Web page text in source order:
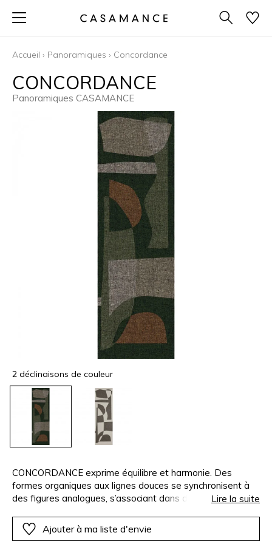
Accueil › Panoramiques › Concordance
CONCORDANCE
Panoramiques CASAMANCE
2 déclinaisons de couleur
CONCORDANCE exprime équilibre et harmonie. Des
formes organiques aux lignes douces se synchronisent à
des figures analogues, s’associant dans d’étonnants jeux
taille est recouverte d’un voile de lin éthéré et délicat,
soulignant l’aspect aérien de la structure. Le motif tient en
Lire la suite
Ajouter à ma liste d'envie